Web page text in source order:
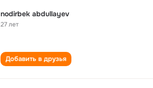
nodirbek abdullayev
27 лет
Добавить в друзья